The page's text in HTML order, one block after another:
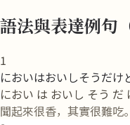
語法與表達例句
1
においはおいしそうだけ
におい は おいし そう だ
聞起來很香，其實很難吃。